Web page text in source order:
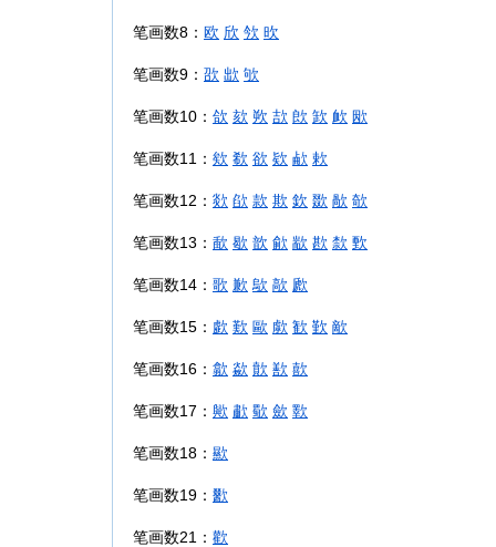
笔画数8： 欧 欣 欦 欥
笔画数9： 欩 欪 欨
笔画数10： 欱 欬 欮 欯 欴 欫 欰 欭
笔画数11： 欸 欷 欲 欵 欳 欶
笔画数12： 欻 欿 款 欺 欽 欼 歄 欹
笔画数13： 歃 歇 歆 歈 歂 歁 歀 歅
笔画数14： 歌 歉 歍 歊 歋
笔画数15： 歔 歎 歐 歑 歓 歏 歒
笔画数16： 歙 歘 歕 歚 歖
笔画数17： 歟 歗 歜 歛 歝
笔画数18： 歞
笔画数19： 歠
笔画数21： 歡